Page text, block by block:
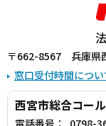
〒662-8567 兵庫県
窓口受付時間につ
西宮市総合コー